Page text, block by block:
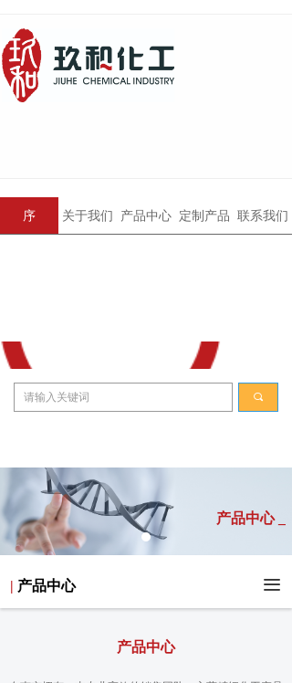
序 关于我们 产品中心 定制产品 联系我们
끠
产品中心 _
产品中心
| 产品中心 끀